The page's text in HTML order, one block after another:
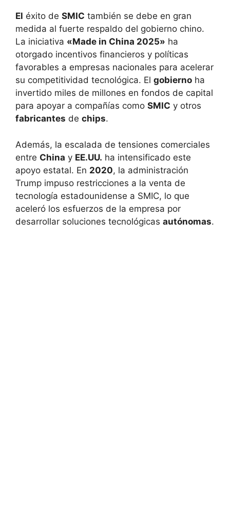
El éxito de SMIC también se debe en gran
medida al fuerte respaldo del gobierno chino.
La iniciativa «Made in China 2025» ha
otorgado incentivos financieros y políticas
favorables a empresas nacionales para acelerar
su competitividad tecnológica. El gobierno ha
invertido miles de millones en fondos de capital
para apoyar a compañías como SMIC y otros
fabricantes de chips.
Además, la escalada de tensiones comerciales
entre China y EE.UU. ha intensificado este
apoyo estatal. En 2020, la administración
Trump impuso restricciones a la venta de
tecnología estadounidense a SMIC, lo que
aceleró los esfuerzos de la empresa por
desarrollar soluciones tecnológicas autónomas.